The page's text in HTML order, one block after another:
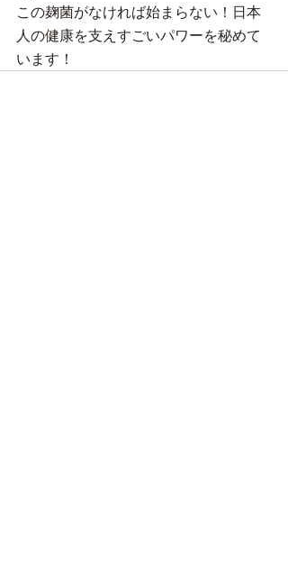
この麹菌がなければ始まらない！日本
人の健康を支えすごいパワーを秘めて
います！